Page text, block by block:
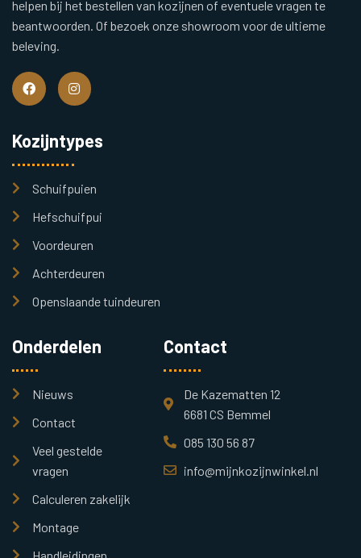
helpen bij het bestellen van kozijnen of eventuele vragen te
beantwoorden. Of bezoek onze showroom voor de ultieme
beleving.
Kozijntypes
Schuifpuien
Hefschuifpui
Voordeuren
Achterdeuren
Openslaande tuindeuren
Onderdelen
Nieuws
Contact
Veel gestelde
vragen
Calculeren zakelijk
Montage
Contact
De Kazematten 12
6681 CS Bemmel
085 130 56 87
info@mijnkozijnwinkel.nl